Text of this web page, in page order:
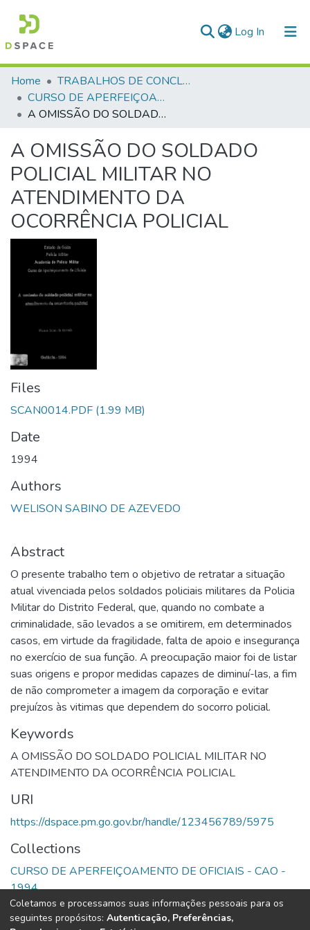
Log In (current)
Communities & Collections
All of DSpace
Home
TRABALHOS DE CONCLUSÃO DE CURSO - CAO (CURSO DE APERFEIÇOAMENTO DE OFICIAIS)
CURSO DE APERFEIÇOAMENTO DE OFICIAIS - CAO - 1994
A OMISSÃO DO SOLDADO POLICIAL MILITAR NO ATENDIMENTO DA OCORRÊNCIA POLICIAL
A OMISSÃO DO SOLDADO
POLICIAL MILITAR NO
ATENDIMENTO DA
OCORRÊNCIA POLICIAL
Files
SCAN0014.PDF (1.99 MB)
Date
1994
Authors
WELISON SABINO DE AZEVEDO
Abstract
O presente trabalho tem o objetivo de retratar a situação
atual vivenciada pelos soldados policiais militares da Policia
Militar do Distrito Federal, que, quando no combate a
criminalidade, são levados a se omitirem, em determinados
casos, em virtude da fragilidade, falta de apoio e insegurança
no exercício de sua função. A preocupação maior foi de listar
suas origens e propor medidas capazes de diminuí-las, a fim
de não comprometer a imagem da corporação e evitar
prejuízos às vitimas que dependem do socorro policial.
Keywords
A OMISSÃO DO SOLDADO POLICIAL MILITAR NO
ATENDIMENTO DA OCORRÊNCIA POLICIAL
URI
https://dspace.pm.go.gov.br/handle/123456789/5975
Collections
CURSO DE APERFEIÇOAMENTO DE OFICIAIS - CAO -
1994
Full item page
Coletamos e processamos suas informações pessoais para os
seguintes propósitos: Autenticação, Preferências,